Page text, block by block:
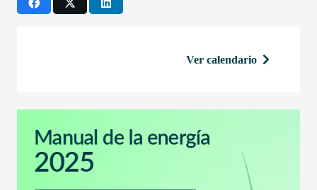
Ver calendario